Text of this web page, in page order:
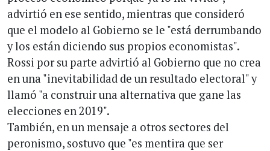
advirtió en ese sentido, mientras que consideró
que el modelo al Gobierno se le "está derrumbando
y los están diciendo sus propios economistas".
Rossi por su parte advirtió al Gobierno que no crea
en una "inevitabilidad de un resultado electoral" y
llamó "a construir una alternativa que gane las
elecciones en 2019".
También, en un mensaje a otros sectores del
peronismo, sostuvo que "es mentira que ser